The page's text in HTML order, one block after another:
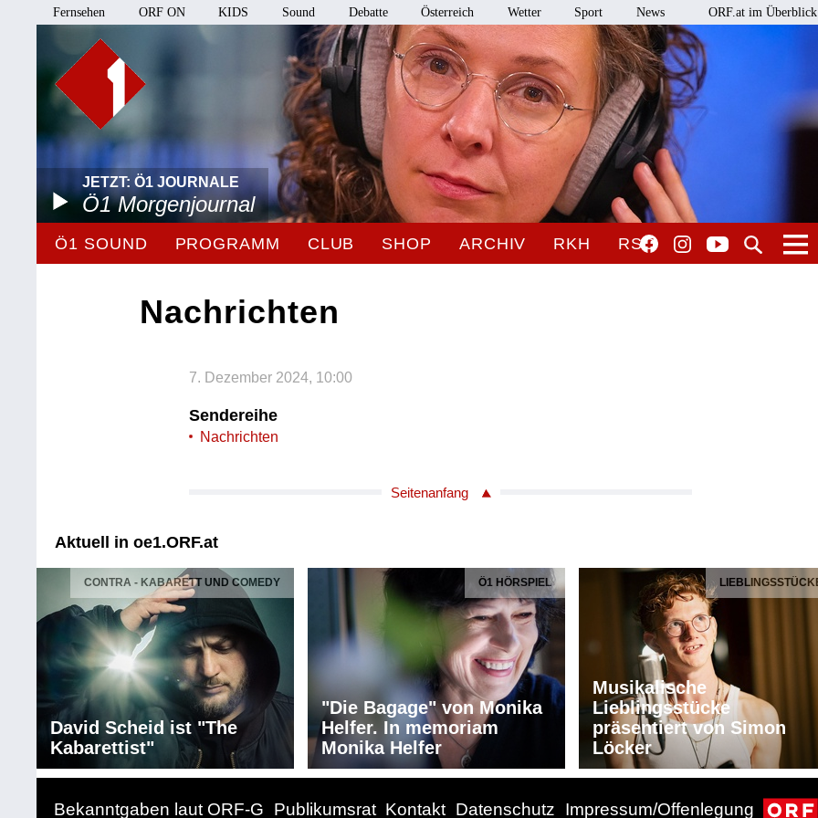
Fernsehen ORF ON KIDS Sound Debatte Österreich Wetter Sport News ORF.at im Überblick
JETZT: Ö1 JOURNALE
Ö1 Morgenjournal
Ö1 SOUND PROGRAMM CLUB SHOP ARCHIV RKH RSO
Nachrichten
7. Dezember 2024, 10:00
Sendereihe
Nachrichten
Seitenanfang
Aktuell in oe1.ORF.at
CONTRA - KABARETT UND COMEDY
David Scheid ist "The
Kabarettist"
Ö1 HÖRSPIEL
"Die Bagage" von Monika
Helfer. In memoriam
Monika Helfer
Musikalische
Lieblingsstücke
präsentiert von Simon
Löcker
Bekanntgaben laut ORF-G Publikumsrat Kontakt Datenschutz Impressum/Offenlegung